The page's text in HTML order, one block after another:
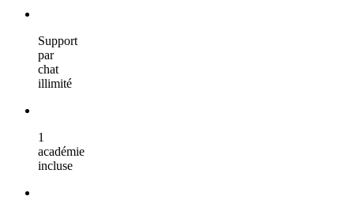
Support
par
chat
illimité
1
académie
incluse